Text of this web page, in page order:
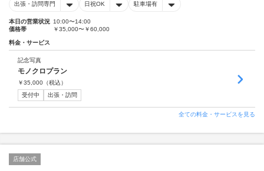
出張・訪問専門 日祝OK 駐車場有
本日の営業状況 10:00〜14:00
価格帯
￥35,000〜￥60,000
料金・サービス
記念写真
モノクロプラン
￥35,000 （税込）
受付中
出張・訪問
全ての料金・サービスを見る
店舗公式